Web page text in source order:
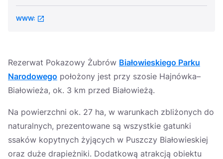
WWW:
Rezerwat Pokazowy Żubrów Białowieskiego Parku
Narodowego położony jest przy szosie Hajnówka–
Białowieża, ok. 3 km przed Białowieżą.
Na powierzchni ok. 27 ha, w warunkach zbliżonych do
naturalnych, prezentowane są wszystkie gatunki
ssaków kopytnych żyjących w Puszczy Białowieskiej
oraz duże drapieżniki. Dodatkową atrakcją obiektu